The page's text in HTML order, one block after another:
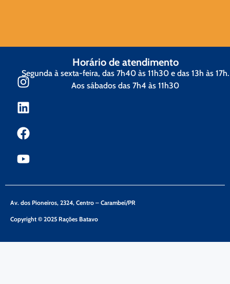
Horário de atendimento
Segunda à sexta-feira, das 7h40 às 11h30 e das 13h às 17h.
Aos sábados das 7h4 às 11h30
Av. dos Pioneiros, 2324, Centro – Carambeí/PR
Copyright © 2025 Rações Batavo